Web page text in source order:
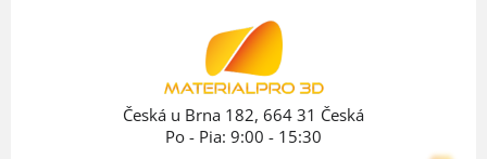
Česká u Brna 182, 664 31 Česká
Po - Pia: 9:00 - 15:30